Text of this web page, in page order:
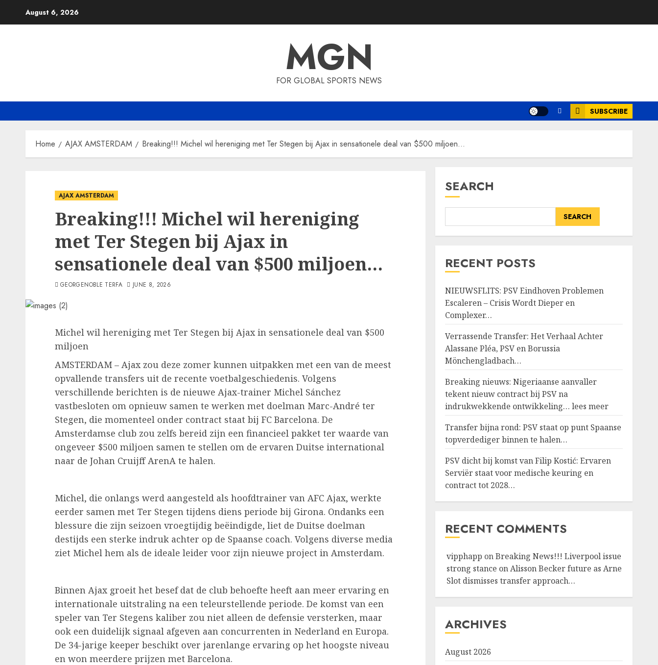
August 6, 2026
MGN
FOR GLOBAL SPORTS NEWS
SUBSCRIBE
Home AJAX AMSTERDAM Breaking!!! Michel wil hereniging met Ter Stegen bij Ajax in sensationele deal van $500 miljoen…
AJAX AMSTERDAM
Breaking!!! Michel wil hereniging
met Ter Stegen bij Ajax in
sensationele deal van $500 miljoen…
GEORGENOBLE TERFA JUNE 8, 2026
Michel wil hereniging met Ter Stegen bij Ajax in sensationele deal van $500
miljoen
AMSTERDAM – Ajax zou deze zomer kunnen uitpakken met een van de meest
opvallende transfers uit de recente voetbalgeschiedenis. Volgens
verschillende berichten is de nieuwe Ajax-trainer Michel Sánchez
vastbesloten om opnieuw samen te werken met doelman Marc-André ter
Stegen, die momenteel onder contract staat bij FC Barcelona. De
Amsterdamse club zou zelfs bereid zijn een financieel pakket ter waarde van
ongeveer $500 miljoen samen te stellen om de ervaren Duitse international
naar de Johan Cruijff ArenA te halen.
Michel, die onlangs werd aangesteld als hoofdtrainer van AFC Ajax, werkte
eerder samen met Ter Stegen tijdens diens periode bij Girona. Ondanks een
blessure die zijn seizoen vroegtijdig beëindigde, liet de Duitse doelman
destijds een sterke indruk achter op de Spaanse coach. Volgens diverse media
ziet Michel hem als de ideale leider voor zijn nieuwe project in Amsterdam.
Binnen Ajax groeit het besef dat de club behoefte heeft aan meer ervaring en
internationale uitstraling na een teleurstellende periode. De komst van een
speler van Ter Stegens kaliber zou niet alleen de defensie versterken, maar
ook een duidelijk signaal afgeven aan concurrenten in Nederland en Europa.
De 34-jarige keeper beschikt over jarenlange ervaring op het hoogste niveau
en won meerdere prijzen met Barcelona.
SEARCH
SEARCH
RECENT POSTS
NIEUWSFLITS: PSV Eindhoven Problemen
Escaleren – Crisis Wordt Dieper en
Complexer…
Verrassende Transfer: Het Verhaal Achter
Alassane Pléa, PSV en Borussia
Mönchengladbach…
Breaking nieuws: Nigeriaanse aanvaller
tekent nieuw contract bij PSV na
indrukwekkende ontwikkeling… lees meer
Transfer bijna rond: PSV staat op punt Spaanse
topverdediger binnen te halen…
PSV dicht bij komst van Filip Kostić: Ervaren
Serviër staat voor medische keuring en
contract tot 2028…
RECENT COMMENTS
vipphapp onBreaking News!!! Liverpool issue
strong stance on Alisson Becker future as Arne
Slot dismisses transfer approach…
ARCHIVES
August 2026